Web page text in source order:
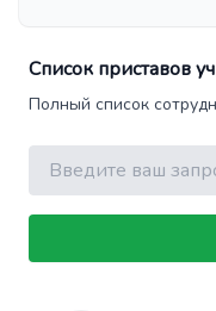
Список приставов
Полный список
Поиск